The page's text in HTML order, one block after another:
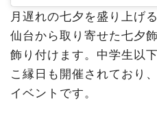
月遅れの七夕を盛り上げ
仙台から取り寄せた七夕
飾り付けます。中学生以
こ縁日も開催されており
イベントです。